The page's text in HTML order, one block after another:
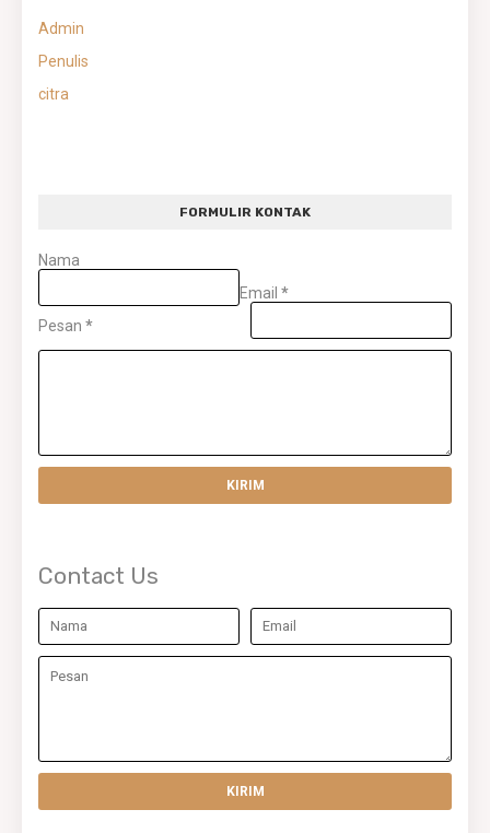
Admin
Penulis
citra
FORMULIR KONTAK
Nama
Email *
Pesan *
Contact Us